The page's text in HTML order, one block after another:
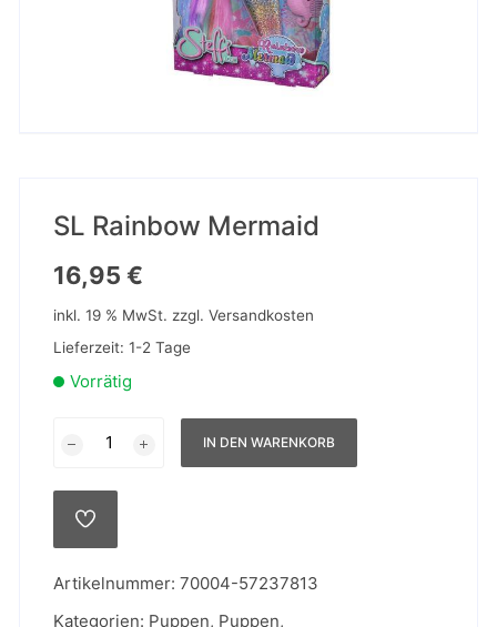
SL Rainbow Mermaid
16,95€
inkl. 19 % MwSt. zzgl.Versandkosten
Lieferzeit:1-2 Tage
Vorrätig
Rainbow
Menge
IN DEN WARENKORB
AUF
Artikelnummer:70004-57237813
Kategorien: Puppen, Puppen,